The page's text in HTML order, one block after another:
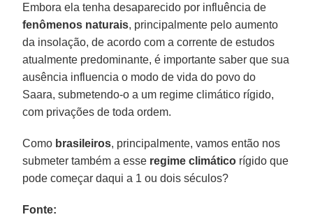
Embora ela tenha desaparecido por influência de
fenômenos naturais, principalmente pelo aumento
da insolação, de acordo com a corrente de estudos
atualmente predominante, é importante saber que sua
ausência influencia o modo de vida do povo do
Saara, submetendo-o a um regime climático rígido,
com privações de toda ordem.
Como brasileiros, principalmente, vamos então nos
submeter também a esse regime climático rígido que
pode começar daqui a 1 ou dois séculos?
Fonte: